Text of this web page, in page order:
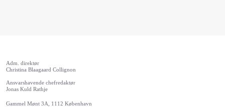
Adm. direktør
Christina Blaagaard Collignon
Ansvarshavende chefredaktør
Jonas Kuld Rathje
Gammel Mønt 3A, 1112 København